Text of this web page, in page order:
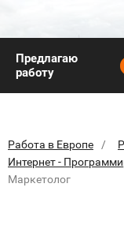
Предлагаю
работу
Работа в Европе
Интернет -
Маркетолог